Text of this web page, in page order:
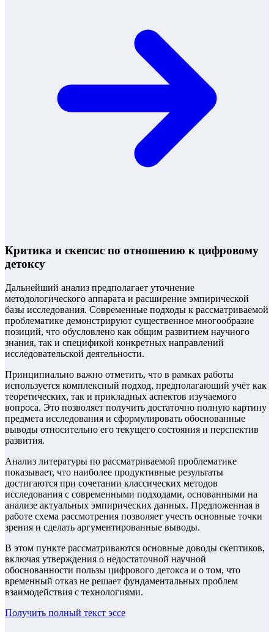
Критика и скепсис по отношению к цифровому
детоксу
Дальнейший анализ предполагает уточнение
методологического аппарата и расширение эмпирической
базы исследования. Современные подходы к рассматриваемой
проблематике демонстрируют существенное многообразие
позиций, что обусловлено как общим развитием научного
знания, так и спецификой конкретных направлений
исследовательской деятельности.
Принципиально важно отметить, что в рамках работы
используется комплексный подход, предполагающий учёт как
теоретических, так и прикладных аспектов изучаемого
вопроса. Это позволяет получить достаточно полную картину
предмета исследования и сформулировать обоснованные
выводы относительно его текущего состояния и перспектив
развития.
Анализ литературы по рассматриваемой проблематике
показывает, что наиболее продуктивные результаты
достигаются при сочетании классических методов
исследования с современными подходами, основанными на
анализе актуальных эмпирических данных. Предложенная в
работе схема рассмотрения позволяет учесть основные точки
зрения и сделать аргументированные выводы.
В этом пункте рассматриваются основные доводы скептиков,
включая утверждения о недостаточной научной
обоснованности пользы цифрового детокса и о том, что
временный отказ не решает фундаментальных проблем
взаимодействия с технологиями.
Получить полный текст эссе